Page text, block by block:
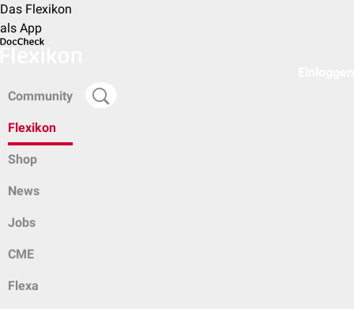
Das Flexikon
als App
Community
Flexikon
Shop
News
Jobs
CME
Flexa